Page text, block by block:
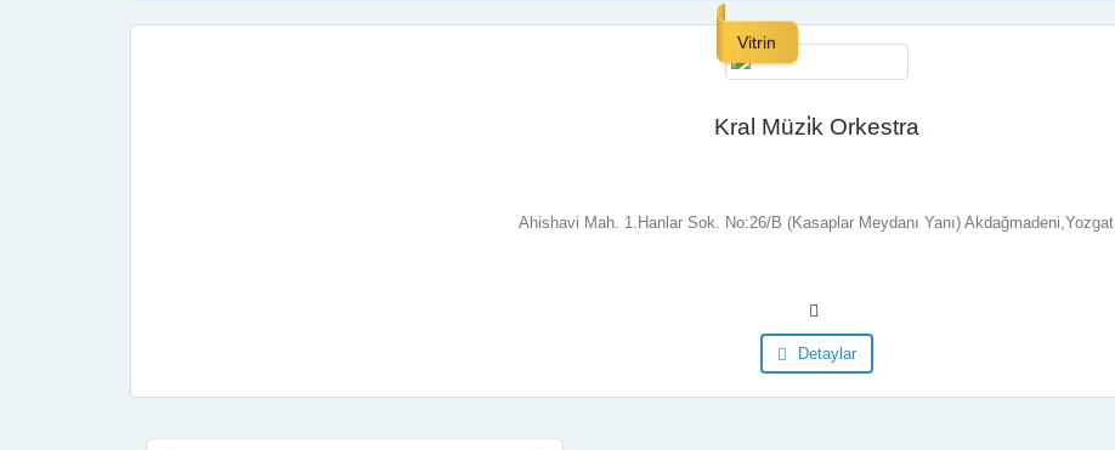
Vitrin
Kral Müzi̇k Orkestra
Ahishavi Mah. 1.Hanlar Sok. No:26/B (Kasaplar Meydanı Yanı) Akdağmadeni,Yozgat
Detaylar